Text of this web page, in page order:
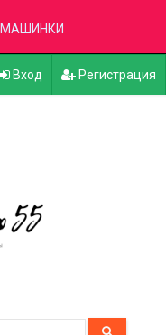
МАШИНКИ
Вход Регистрация